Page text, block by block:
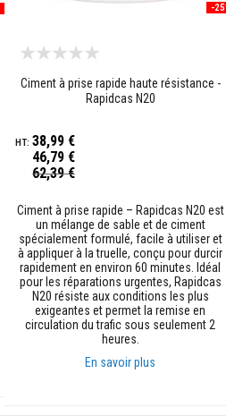
-
Ciment à prise rapide haute résistance -
Rapidcas N20
Spécial
46,79 €
38,99 €
62,39 €
Ciment à prise rapide – Rapidcas N20 est
un mélange de sable et de ciment
spécialement formulé, facile à utiliser et
à appliquer à la truelle, conçu pour durcir
rapidement en environ 60 minutes. Idéal
pour les réparations urgentes, Rapidcas
N20 résiste aux conditions les plus
exigeantes et permet la remise en
circulation du trafic sous seulement 2
heures.
En savoir plus